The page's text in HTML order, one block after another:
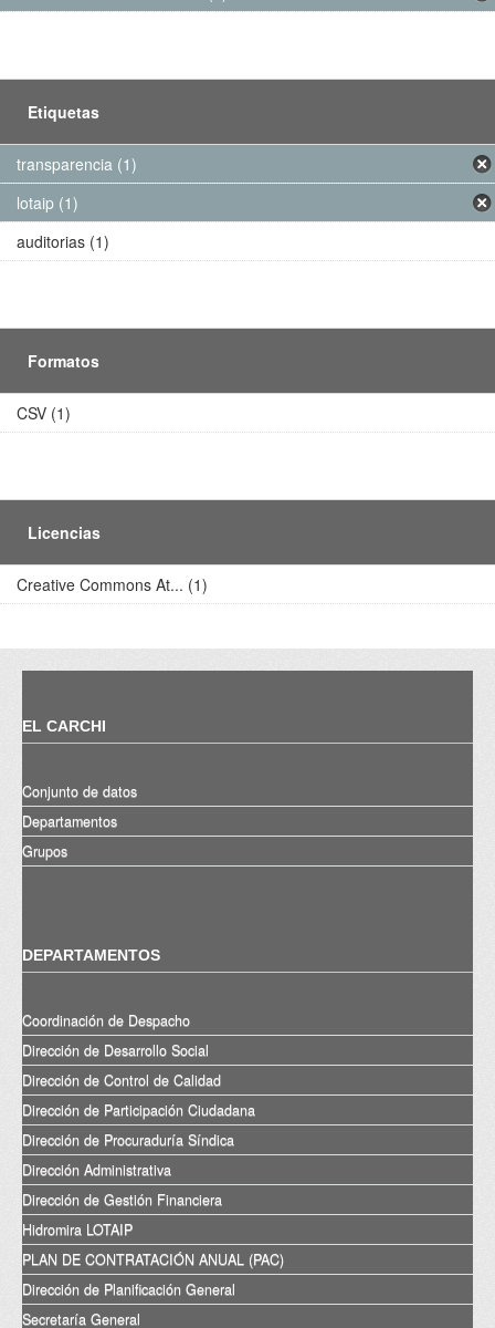
Etiquetas
transparencia (1)
lotaip (1)
auditorias (1)
Formatos
CSV (1)
Licencias
Creative Commons At... (1)
EL CARCHI
Conjunto de datos
Departamentos
Grupos
DEPARTAMENTOS
Coordinación de Despacho
Dirección de Desarrollo Social
Dirección de Control de Calidad
Dirección de Participación Ciudadana
Dirección de Procuraduría Síndica
Dirección Administrativa
Dirección de Gestión Financiera
Hidromira LOTAIP
PLAN DE CONTRATACIÓN ANUAL (PAC)
Dirección de Planificación General
Secretaría General